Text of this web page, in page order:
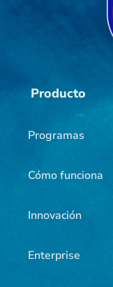
Producto
Programas
Cómo funciona
Innovación
Enterprise